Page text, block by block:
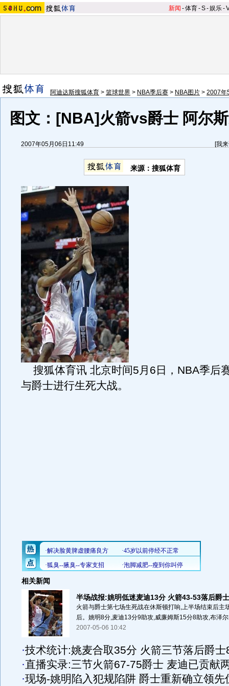
新闻 -体育-S-娱乐-
阿迪达斯搜狐体育 > 篮球世界 > NBA季后赛 > NBA图片 > 2007年
图文：[NBA]火箭vs爵士 阿尔
2007年05月06日11:49 [我
来源：搜狐体育
搜狐体育讯 北京时间5月6日，NBA季后
与爵士进行生死大战。
相关新闻
半场战报:姚明低迷麦迪13分 火箭43-53落后爵士
火箭与爵士第七场生死战在休斯顿打响,上半场结束后主
后。姚明8分,麦迪13分9助攻,威廉姆斯15分8助攻,布泽
2007-05-06 10:42
·技术统计:姚麦合取35分 火箭三节落后爵士
·直播实录:三节火箭67-75爵士 麦迪已贡献
·现场-姚明陷入犯规陷阱 爵士重新确立领先